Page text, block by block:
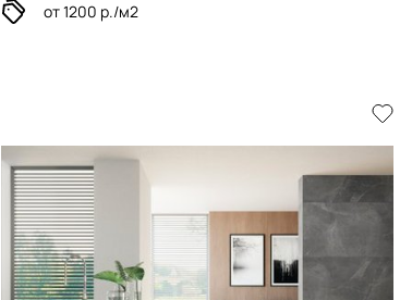
от 1200 р./м2